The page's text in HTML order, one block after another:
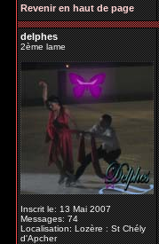
Revenir en haut de page
delphes
2ème lame
Inscrit le: 13 Mai 2007
Messages: 74
Localisation: Lozère : St Chély
d'Apcher